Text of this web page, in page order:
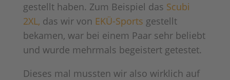
gestellt haben. Zum Beispiel das Scubi
2XL, das wir von EKÜ-Sports gestellt
bekamen, war bei einem Paar sehr beliebt
und wurde mehrmals begeistert getestet.
Dieses mal mussten wir also wirklich auf